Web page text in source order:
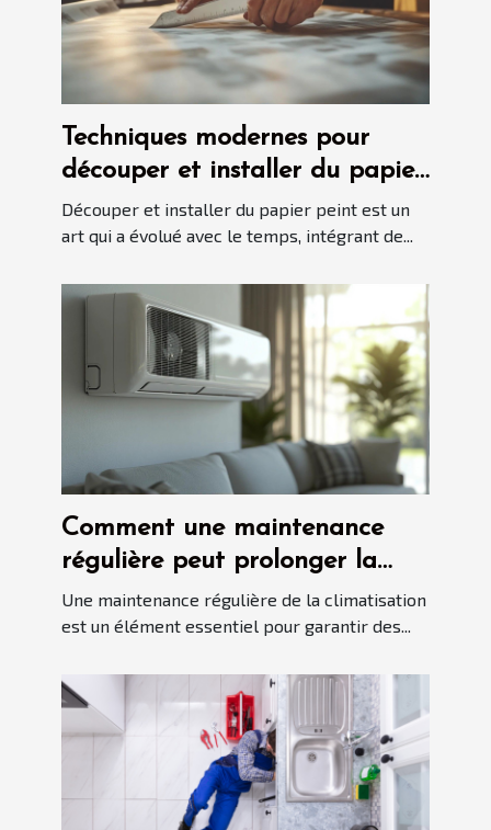
Techniques modernes pour
découper et installer du papier
peint
Découper et installer du papier peint est un
art qui a évolué avec le temps, intégrant de...
Comment une maintenance
régulière peut prolonger la
durée de vie de votre
climatisation ?
Une maintenance régulière de la climatisation
est un élément essentiel pour garantir des...